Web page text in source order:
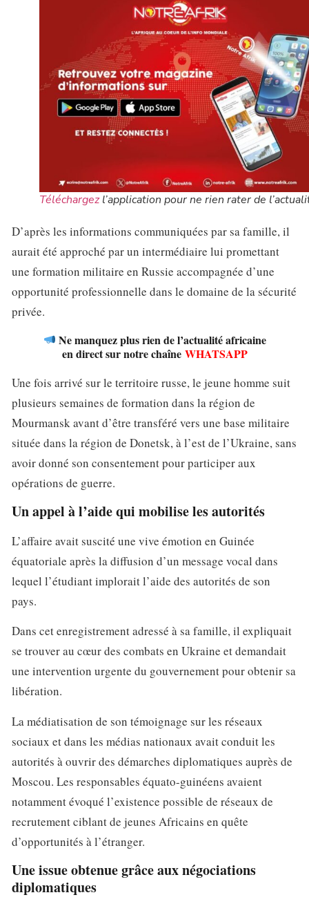
Téléchargezl’application pour ne rien rater de
D’après les informations communiquées par sa famille, il
aurait été approché par un intermédiaire lui promettant
une formation militaire en Russie accompagnée d’une
opportunité professionnelle dans le domaine de la sécurité
privée.
Ne manquez plus rien de l’actualité africaine
en direct sur notre chaîne WHATSAPP
Une fois arrivé sur le territoire russe, le jeune homme suit
plusieurs semaines de formation dans la région de
Mourmansk avant d’être transféré vers une base militaire
située dans la région de Donetsk, à l’est de l’Ukraine, sans
avoir donné son consentement pour participer aux
opérations de guerre.
Un appel à l’aide qui mobilise les autorités
L’affaire avait suscité une vive émotion en Guinée
équatoriale après la diffusion d’un message vocal dans
lequel l’étudiant implorait l’aide des autorités de son
pays.
Dans cet enregistrement adressé à sa famille, il expliquait
se trouver au cœur des combats en Ukraine et demandait
une intervention urgente du gouvernement pour obtenir sa
libération.
La médiatisation de son témoignage sur les réseaux
sociaux et dans les médias nationaux avait conduit les
autorités à ouvrir des démarches diplomatiques auprès de
Moscou. Les responsables équato-guinéens avaient
notamment évoqué l’existence possible de réseaux de
recrutement ciblant de jeunes Africains en quête
d’opportunités à l’étranger.
Une issue obtenue grâce aux négociations
diplomatiques